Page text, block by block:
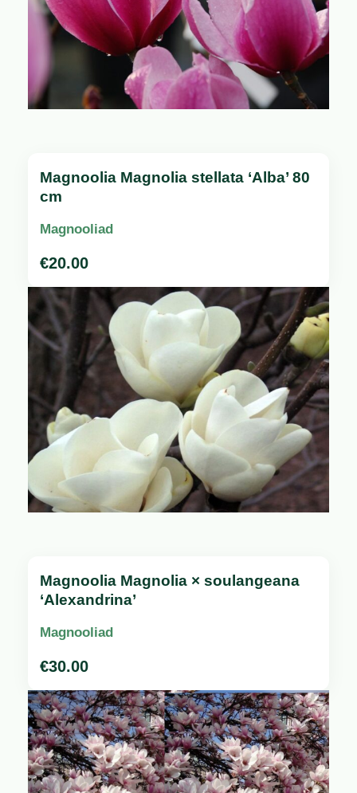
Magnoolia Magnolia stellata ‘Alba’ 80
cm
Magnooliad
€20.00
Magnoolia Magnolia × soulangeana
‘Alexandrina’
Magnooliad
€30.00